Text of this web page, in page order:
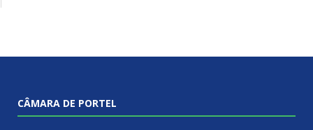
CÂMARA DE PORTEL